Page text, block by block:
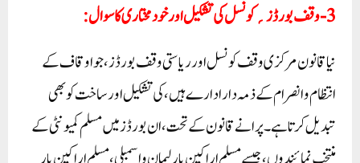
3-وقف بورڈز؍کونسل کی تشکیل اور خودمختاری کا سوال:
نیا قانون مرکزی وقف کونسل اور ریاستی وقف بورڈز، جو اوقاف کے
انتظام و انصرام کے ذمہ دار ادارے ہیں، کی تشکیل اور ساخت کو بھی
تبدیل کرتا ہے۔ پرانے قانون کے تحت، ان بورڈز میں مسلم کمیونٹی کے